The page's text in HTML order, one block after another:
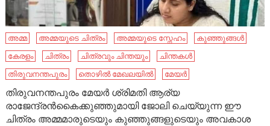
അമ്മ അമ്മയുടെ ചിത്രം അമ്മയുടെ സ്നേഹം
കുഞ്ഞുങ്ങൾ
കേരളം
ചിത്രം ചിത്രവും ചിന്തയും
ചിന്തകൾ
തിരുവനന്തപുരം
തൊഴിൽ മേഖലയിൽ മേയർ
തിരുവനന്തപുരം മേയർ ശ്രിമതി ആര്യ
രാജേന്ദ്രൻകൈക്കുഞ്ഞുമായി ജോലി ചെയ്യുന്ന ഈ
ചിത്രം അമ്മമാരുടെയും കുഞ്ഞുങ്ങളുടെയും അവകാശ